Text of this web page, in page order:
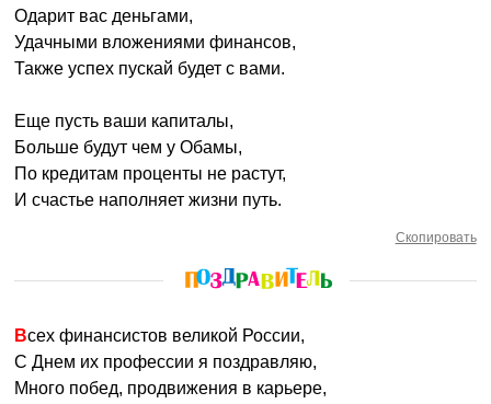
Одарит вас деньгами,
Удачными вложениями финансов,
Также успех пускай будет с вами.
Еще пусть ваши капиталы,
Больше будут чем у Обамы,
По кредитам проценты не растут,
И счастье наполняет жизни путь.
Скопировать
Всех финансистов великой России,
С Днем их профессии я поздравляю,
Много побед, продвижения в карьере,